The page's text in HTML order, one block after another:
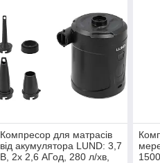
Компресор для матрасів
від акумулятора LUND: 3,7
В, 2х 2,6 АГод, 280 л/хв,